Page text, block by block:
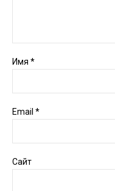
Имя *
Email *
Сайт